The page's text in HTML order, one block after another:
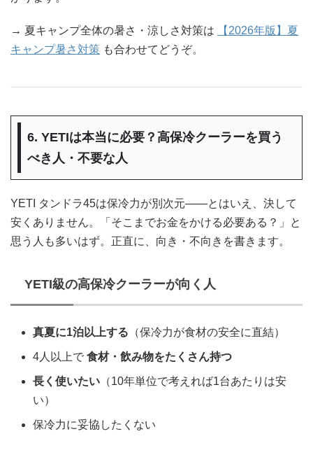
→ 夏キャンプ全体の暑さ・涼しさ対策は
【2026年版】夏
キャンプ暑さ対策 も合わせてどうぞ。
6. YETIは本当に必要？高保冷クーラーを買う
べき人・不要な人
YETI タンドラ45は保冷力が別次元——とはいえ、決して
安くありません。「そこまでお金をかける必要ある？」と
思う人も多いはず。正直に、向き・不向きを書きます。
YETI級の高保冷クーラーが向く人
真夏に1泊以上する （保冷力が食材の安全に直結）
4人以上で 食材・飲み物をたくさん持つ
長く使いたい （10年単位で考えれば1台あたりは安
い）
保冷力に妥協したくない